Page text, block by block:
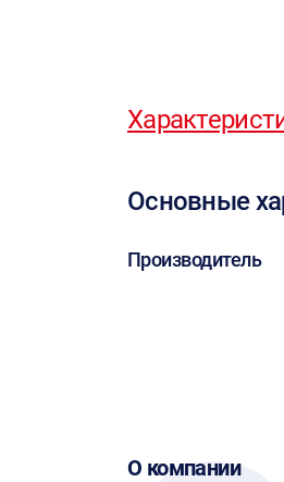
Основные
Производитель
О компании